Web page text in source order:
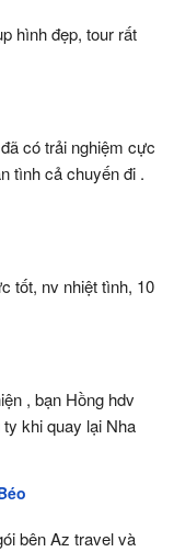
hình đẹp, tour rất
có trải nghiệm cực
tình cả chuyến đi .
tốt, nv nhiệt tình, 10
, bạn Hồng hdv
khi quay lại Nha
bên Az travel và